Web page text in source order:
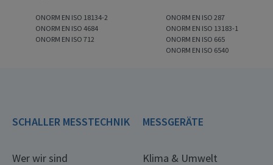
ONORM EN ISO 18134-2
ONORM EN ISO 4684
ONORM EN ISO 712
ONORM EN ISO 287
ONORM EN ISO 13183-1
ONORM EN ISO 665
ONORM EN ISO 6540
SCHALLER MESSTECHNIK
Wer wir sind
MESSGERÄTE
Klima & Umwelt